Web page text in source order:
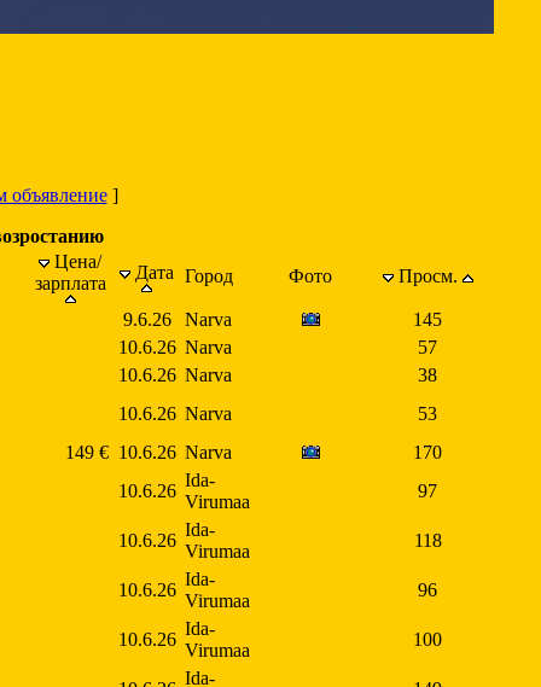
объявление]
Цена/
зарплата
Дата Город Фото Просм.
9.6.26 Narva
145
10.6.26 Narva
57
10.6.26 Narva
38
10.6.26 Narva
53
149 € 10.6.26 Narva
170
10.6.26
Ida-
Virumaa
97
10.6.26
Ida-
Virumaa
118
10.6.26
Ida-
Virumaa
96
10.6.26
Ida-
Virumaa
100
Ida-